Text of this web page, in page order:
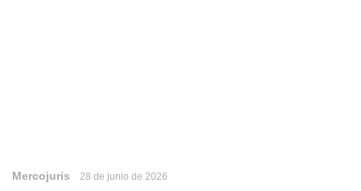
Mercojuris 28 de junio de 2026